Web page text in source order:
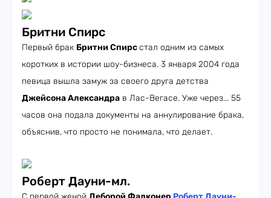
Бритни Спирс
Первый брак Бритни Спирсстал одним из самых
коротких в истории шоу-бизнеса. 3 января 2004 года
певица вышла замуж за своего друга детства
Джейсона Александра в Лас-Вегасе. Уже через... 55
часов она подала документы на аннулирование брака,
объяснив, что просто не понимала, что делает.
Роберт Дауни-мл.